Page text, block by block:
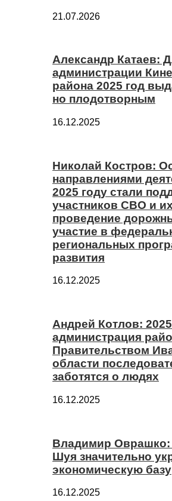
21.07.2026
Александр Катаев:
администрации
района 2025 год
но плодотворным
16.12.2025
Николай Костров:
направлениями
2025 году стали
участников СВО и
проведение
участие в
региональных
развития
16.12.2025
Андрей Котлов:
администрация
Правительством
области
заботятся о людях
16.12.2025
Владимир Оврашко:
Шуя значительно
экономическую базу
16.12.2025